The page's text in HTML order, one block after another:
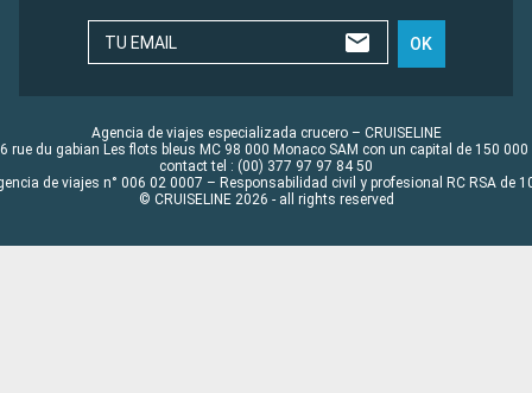
TU EMAIL OK
Agencia de viajes especializada crucero – CRUISELINE
rue du gabian Les flots bleus MC 98 000 Monaco SAM con un capital de 150 000
contact tel : (00) 377 97 97 84 50
de viajes n° 006 02 0007 – Responsabilidad civil y profesional RC RSA de
© CRUISELINE 2026 - all rights reserved